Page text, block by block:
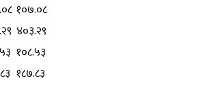
१०७.०८
४०३.२९
१०८.५३
१८७.८३